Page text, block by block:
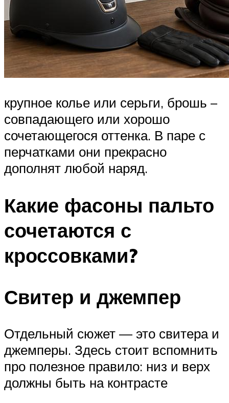
крупное колье или серьги, брошь –
совпадающего или хорошо
сочетающегося оттенка. В паре с
перчатками они прекрасно
дополнят любой наряд.
Какие фасоны пальто
сочетаются с
кроссовками?
Свитер и джемпер
Отдельный сюжет — это свитера и
джемперы. Здесь стоит вспомнить
про полезное правило: низ и верх
должны быть на контрасте